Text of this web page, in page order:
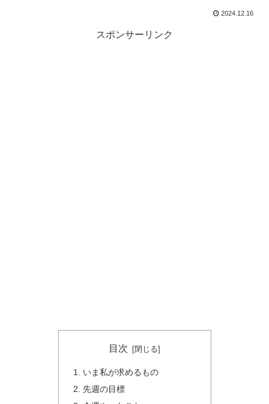
2024.12.16
スポンサーリンク
目次
いま私が求めるもの
先週の目標